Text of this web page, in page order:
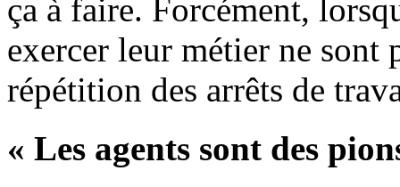
ça à faire. Forcément,
exercer leur métier ne sont
répétition des arrêts de
« Les agents sont des